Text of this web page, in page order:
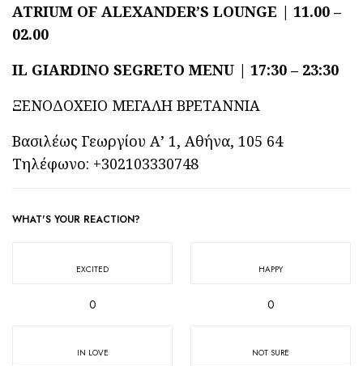
ATRIUM OF ALEXANDER’S LOUNGE | 11.00 –
02.00
IL GIARDINO SEGRETO MENU | 17:30 – 23:30
ΞΕΝΟΔΟΧΕΙΟ ΜΕΓΑΛΗ ΒΡΕΤΑΝΝΙΑ
Βασιλέως Γεωργίου Α’ 1, Αθήνα, 105 64
Τηλέφωνο: +302103330748
WHAT'S YOUR REACTION?
EXCITED
0
HAPPY
0
IN LOVE NOT SURE